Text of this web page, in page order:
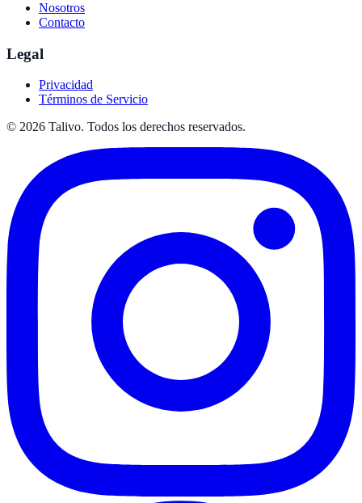
Nosotros
Contacto
Legal
Privacidad
Términos de Servicio
© 2026 Talivo. Todos los derechos reservados.